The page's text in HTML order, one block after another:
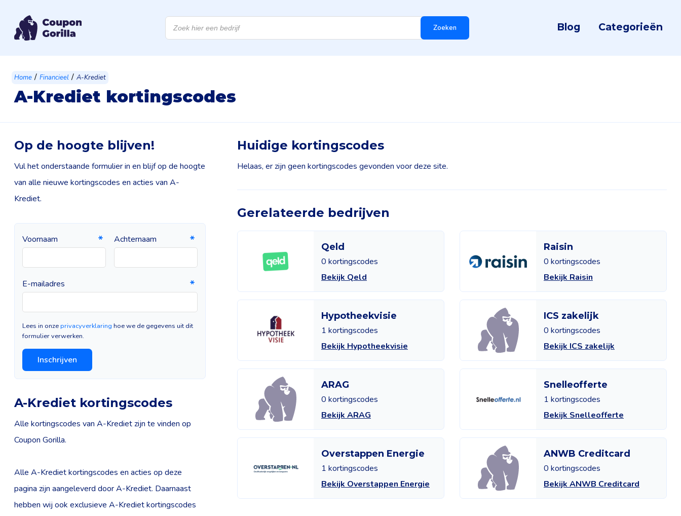
Producten
zoeken Zoeken Blog Categorieën
Home / Financieel / A-Krediet
A-Krediet kortingscodes
Op de hoogte blijven!
Vul het onderstaande formulier in en blijf op de hoogte
van alle nieuwe kortingscodes en acties van A-
Krediet.
Voornaam Achternaam
E-mailadres
Lees in onzeprivacyverklaring hoe we de gegevens uit dit
formulier verwerken.
Inschrijven
A-Krediet kortingscodes
Alle kortingscodes van A-Krediet zijn te vinden op
Coupon Gorilla.
Alle A-Krediet kortingscodes en acties op deze
pagina zijn aangeleverd door A-Krediet. Daarnaast
hebben wij ook exclusieve A-Krediet kortingscodes
Huidige kortingscodes
Helaas, er zijn geen kortingscodes gevonden voor deze site.
Gerelateerde bedrijven
Qeld
0 kortingscodes
Bekijk Qeld
Raisin
0 kortingscodes
Bekijk Raisin
Hypotheekvisie
1 kortingscodes
Bekijk Hypotheekvisie
ICS zakelijk
0 kortingscodes
Bekijk ICS zakelijk
ARAG
0 kortingscodes
Bekijk ARAG
Snelleofferte
1 kortingscodes
Bekijk Snelleofferte
Overstappen Energie
1 kortingscodes
Bekijk Overstappen Energie
ANWB Creditcard
0 kortingscodes
Bekijk ANWB Creditcard